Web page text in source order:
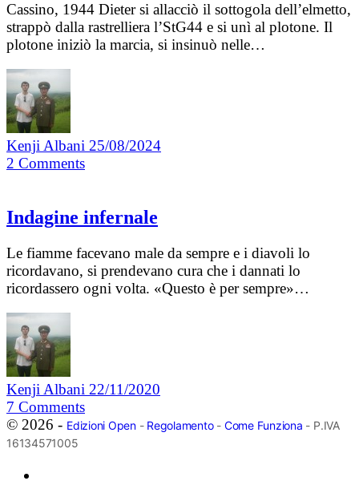
Cassino, 1944 Dieter si allacciò il sottogola dell’elmetto,
strappò dalla rastrelliera l’StG44 e si unì al plotone. Il
plotone iniziò la marcia, si insinuò nelle…
Kenji Albani 25/08/2024
2 Comments
Indagine infernale
Le fiamme facevano male da sempre e i diavoli lo
ricordavano, si prendevano cura che i dannati lo
ricordassero ogni volta. «Questo è per sempre»…
Kenji Albani 22/11/2020
7 Comments
© 2026 - Edizioni Open- Regolamento- Come Funziona - P.IVA
16134571005